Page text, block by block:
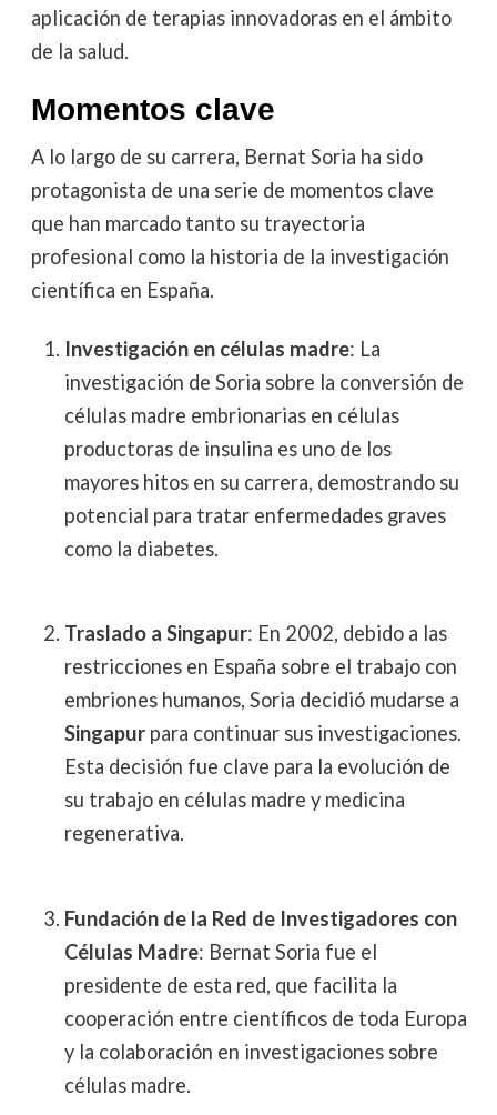
aplicación de terapias innovadoras en el ámbito
de la salud.
Momentos clave
A lo largo de su carrera, Bernat Soria ha sido
protagonista de una serie de momentos clave
que han marcado tanto su trayectoria
profesional como la historia de la investigación
científica en España.
Investigación en células madre: La
investigación de Soria sobre la conversión de
células madre embrionarias en células
productoras de insulina es uno de los
mayores hitos en su carrera, demostrando su
potencial para tratar enfermedades graves
como la diabetes.
Traslado a Singapur: En 2002, debido a las
restricciones en España sobre el trabajo con
embriones humanos, Soria decidió mudarse a
Singapurpara continuar sus investigaciones.
Esta decisión fue clave para la evolución de
su trabajo en células madre y medicina
regenerativa.
Fundación de la Red de Investigadores con
Células Madre: Bernat Soria fue el
presidente de esta red, que facilita la
cooperación entre científicos de toda Europa
y la colaboración en investigaciones sobre
células madre.